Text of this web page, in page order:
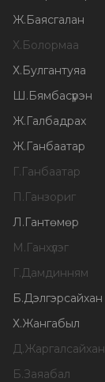
Ж.Баясгалан
Х.Болормаа
Х.Булгантуяа
Ш.Бямбасүрэн
Ж.Галбадрах
Ж.Ганбаатар
Г.Ганбаатар
П.Ганзориг
Л.Гантөмөр
М.Ганхүлэг
Г.Дамдинням
Б.Дэлгэрсайхан
Х.Жангабыл
Д.Жаргалсайхан
Б.Заяабал